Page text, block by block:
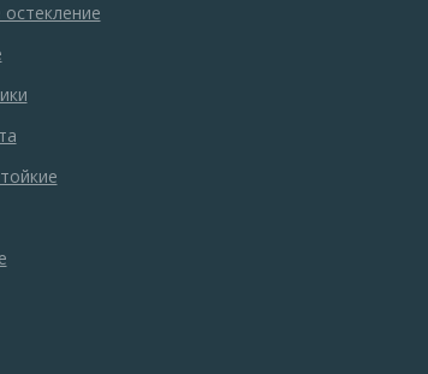
остекление